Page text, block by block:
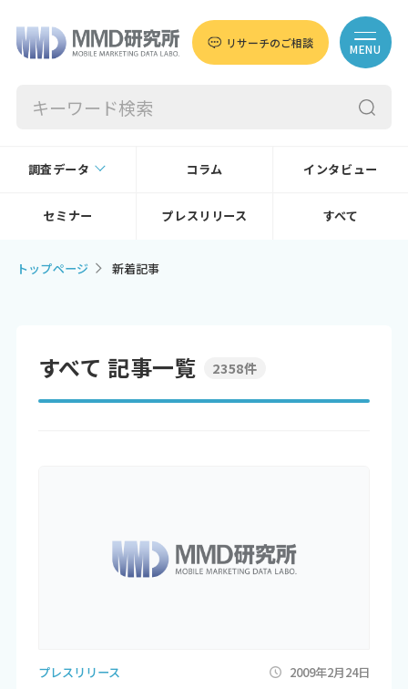
リサーチのご相談 MENU
調査データ コラム インタビュー
セミナー プレスリリース すべて
トップページ 新着記事
すべて 記事一覧 2358件
プレスリリース 2009年2月24日